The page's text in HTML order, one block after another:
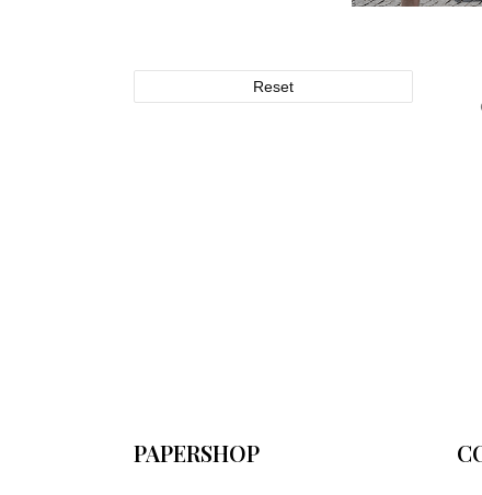
Reset
PAPERSHOP